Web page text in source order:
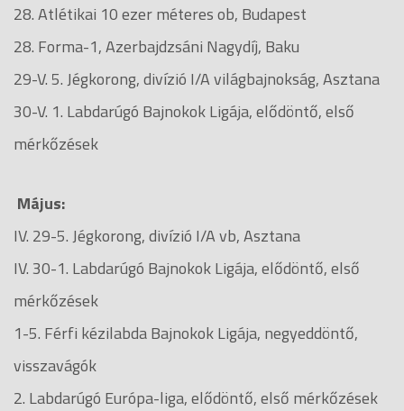
28. Atlétikai 10 ezer méteres ob, Budapest
28. Forma-1, Azerbajdzsáni Nagydíj, Baku
29-V. 5. Jégkorong, divízió I/A világbajnokság, Asztana
30-V. 1. Labdarúgó Bajnokok Ligája, elődöntő, első
mérkőzések
Május:
IV. 29-5. Jégkorong, divízió I/A vb, Asztana
IV. 30-1. Labdarúgó Bajnokok Ligája, elődöntő, első
mérkőzések
1-5. Férfi kézilabda Bajnokok Ligája, negyeddöntő,
visszavágók
2. Labdarúgó Európa-liga, elődöntő, első mérkőzések